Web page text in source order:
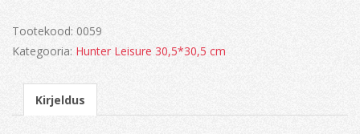
Tootekood: 0059
Kategooria: Hunter Leisure 30,5*30,5 cm
Kirjeldus